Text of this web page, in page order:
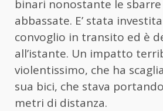
binari nonostante le
abbassate. E’ stata
convoglio in transito ed è
all’istante. Un impatto
violentissimo, che ha
sua bici, che stava
metri di distanza.